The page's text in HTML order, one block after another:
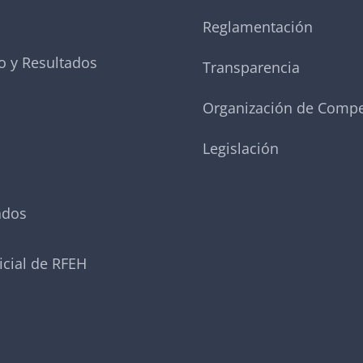
y Resultados
de RFEH
Reglamentación
Transparencia
Organización de
Legislación